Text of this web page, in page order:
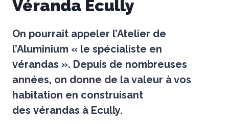
Véranda Ecully
On pourrait appeler l’Atelier de
l’Aluminium « le spécialiste en
vérandas ». Depuis de nombreuses
années, on donne de la valeur à vos
habitation en construisant
des vérandas à Ecully.